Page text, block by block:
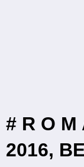
# R O M
2016,